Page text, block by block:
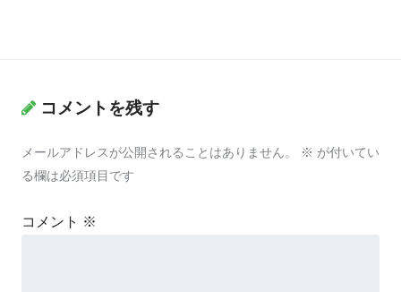
コメントを残す
メールアドレスが公開されることはありません。 ※ が付いてい
る欄は必須項目です
コメント ※